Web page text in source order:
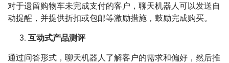
对于遗留购物车未完成支付的客户，聊天机器人可以发送自
动提醒，并提供折扣或包邮等激励措施，鼓励完成购买。
互动式产品测评
通过问答形式，聊天机器人了解客户的需求和偏好，然后推